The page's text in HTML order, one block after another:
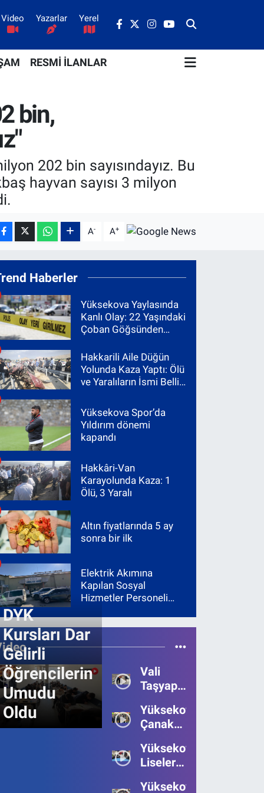
Video Yazarlar Yerel
RESMİ İLANLAR
bin,
202 bin sayısındayız. Bu
hayvan sayısı 3 milyon
A- A+
Haberler
Yüksekova Yaylasında
Kanlı Olay: 22 Yaşındaki
Çoban Göğsünden
Hakkarili Aile Düğün
Yolunda Kaza Yaptı: Ölü
ve Yaralıların İsmi Belli
Yüksekova Spor’da
Yıldırım dönemi
kapandı
Hakkâri-Van
Karayolunda Kaza: 1
Ölü, 3 Yaralı
Altın fiyatlarında 5 ay
sonra bir ilk
Elektrik Akımına
Kapılan Sosyal
Hizmetler Personeli
DYK
Kursları Dar
Gelirli
Öğrencilerin
Umudu
Oldu
Vali
Taşyapan,
Bölgesinde
İncelemelerde
Bulundu
Yüksekova’da
Çanakkale
111.Yılı
Kutlandı
Yüksekova’da
Liseler
Yüksekova